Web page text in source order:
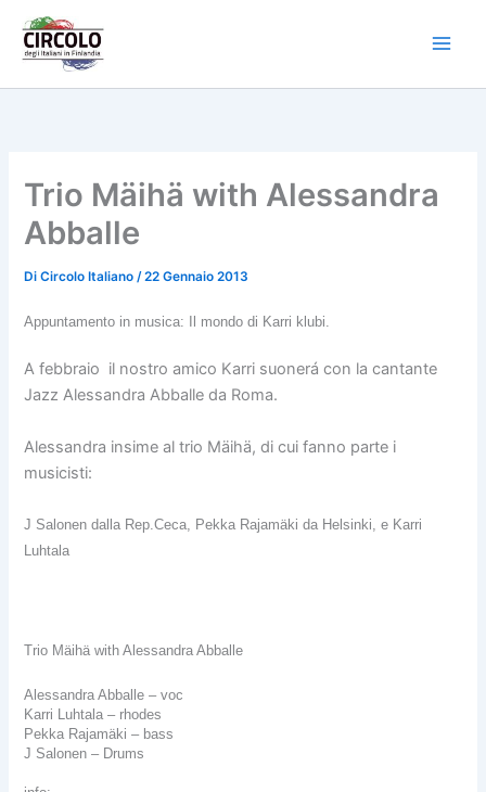
contenuto
Trio Mäihä with Alessandra
Abballe
DiCircolo Italiano /22 Gennaio 2013
Appuntamento in musica: Il mondo di Karri klubi.
A febbraio il nostro amico Karri suonerá con la cantante
Jazz Alessandra Abballe da Roma.
Alessandra insime al trio Mäihä, di cui fanno parte i
musicisti:
J Salonen dalla Rep.Ceca, Pekka Rajamäki da Helsinki, e Karri
Luhtala
Trio Mäihä with Alessandra Abballe
Alessandra Abballe – voc
Karri Luhtala – rhodes
Pekka Rajamäki – bass
J Salonen – Drums